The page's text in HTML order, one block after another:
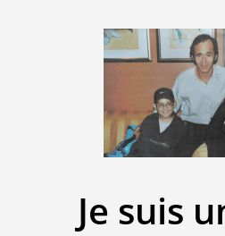
Je suis